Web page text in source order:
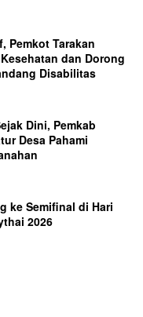
Pemkot Tarakan
dan Dorong
Disabilitas
Dini, Pemkab
Desa Pahami
ke Semifinal di Hari
2026